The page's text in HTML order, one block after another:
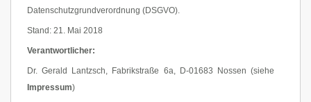
Datenschutzgrundverordnung (DSGVO).
Stand: 21. Mai 2018
Verantwortlicher:
Dr. Gerald Lantzsch, Fabrikstraße 6a, D-01683 Nossen (siehe
Impressum)